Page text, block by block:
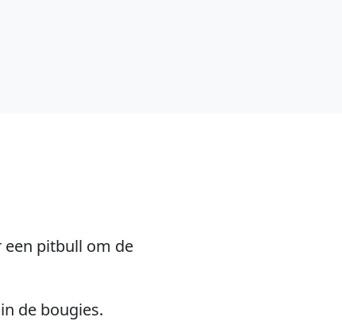
een pitbull om de
de bougies.